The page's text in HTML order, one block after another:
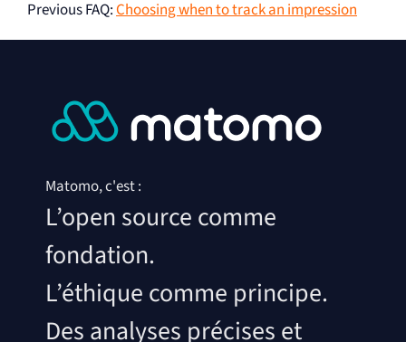
Previous FAQ:Choosing when to track an impression
Matomo, c'est :
L’open source comme
fondation.
L’éthique comme principe.
Des analyses précises et